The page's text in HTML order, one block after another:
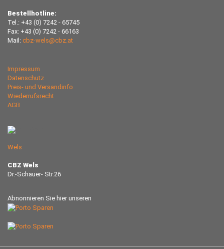
Bestellhotline:
Tel.: +43 (0) 7242 - 65745
Fax: +43 (0) 7242 - 66163
Mail: cbz-wels@cbz.at
Impressum
Datenschutz
Preis- und Versandinfo
Wiederrufsrecht
AGB
Wels
CBZ Wels
Dr.-Schauer- Str.26
Abnonnieren Sie hier unseren